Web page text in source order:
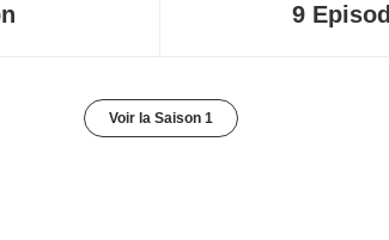
9
Voir la Saison 1